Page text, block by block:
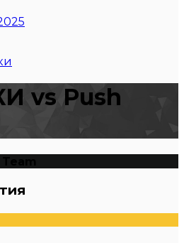
vs Push